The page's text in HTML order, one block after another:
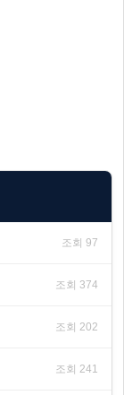
조회 97
조회 374
조회 202
조회 241